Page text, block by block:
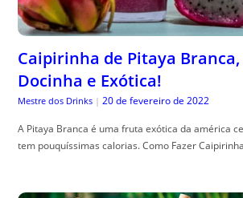
Caipirinha de Pitaya Branca,
Docinha e Exótica!
Mestre dos Drinks | 20 de fevereiro de 2022
A Pitaya Branca é uma fruta exótica da américa
tem pouquíssimas calorias. Como Fazer